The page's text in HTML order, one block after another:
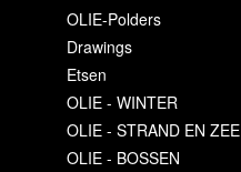
OLIE-Polders
Drawings
Etsen
OLIE - WINTER
OLIE - STRAND EN ZEE
OLIE - BOSSEN